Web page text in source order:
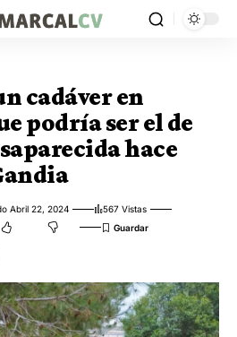
cadáver en
podría ser el de
hace
Abril 22, 2024
567 Vistas